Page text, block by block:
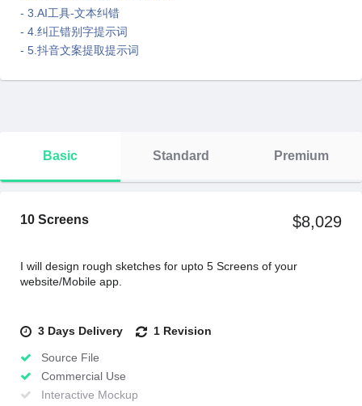
- 3.AI工具-文本纠错
- 4.纠正错别字提示词
- 5.抖音文案提取提示词
Basic Standard Premium
10 Screens $8,029
I will design rough sketches for upto 5 Screens of your
website/Mobile app.
3 Days Delivery 1 Revision
Source File
Commercial Use
Interactive Mockup